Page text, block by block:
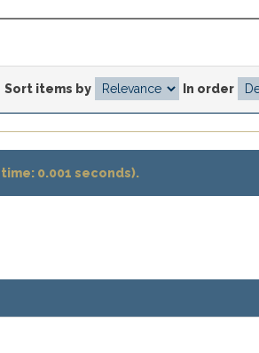
Sort items by In order
0.001 seconds).